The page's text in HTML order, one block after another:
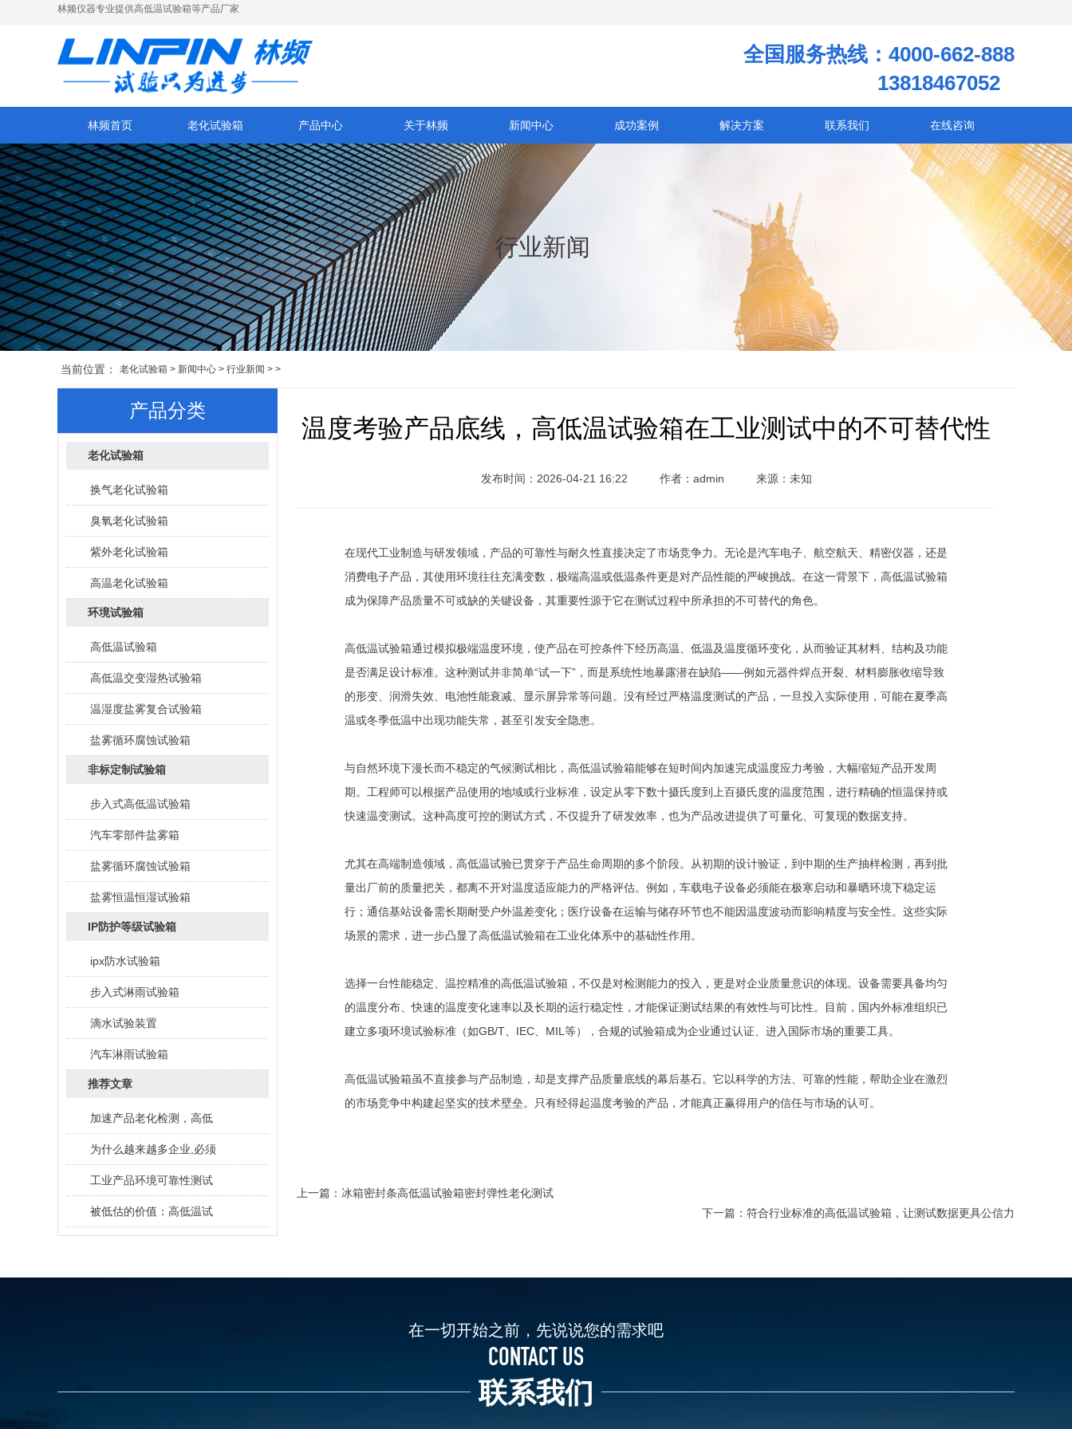
林频仪器专业提供高低温试验箱等产品厂家
全国服务热线：4000-662-888
13818467052
林频首页 老化试验箱 产品中心 关于林频 新闻中心 成功案例 解决方案 联系我们 在线咨询
行业新闻
当前位置： 老化试验箱 > 新闻中心 > 行业新闻 > >
产品分类
老化试验箱
换气老化试验箱
臭氧老化试验箱
紫外老化试验箱
高温老化试验箱
环境试验箱
高低温试验箱
高低温交变湿热试验箱
温湿度盐雾复合试验箱
盐雾循环腐蚀试验箱
非标定制试验箱
步入式高低温试验箱
汽车零部件盐雾箱
盐雾循环腐蚀试验箱
盐雾恒温恒湿试验箱
IP防护等级试验箱
ipx防水试验箱
步入式淋雨试验箱
滴水试验装置
汽车淋雨试验箱
推荐文章
加速产品老化检测，高低
为什么越来越多企业,必须
工业产品环境可靠性测试
被低估的价值：高低温试
温度考验产品底线，高低温试验箱在工业测试中的不可替代性
发布时间：2026-04-21 16:22 作者：admin 来源：未知
在现代工业制造与研发领域，产品的可靠性与耐久性直接决定了市场竞争力。无论是汽车电子、航空航天、精密仪器，还是
消费电子产品，其使用环境往往充满变数，极端高温或低温条件更是对产品性能的严峻挑战。在这一背景下，高低温试验箱
成为保障产品质量不可或缺的关键设备，其重要性源于它在测试过程中所承担的不可替代的角色。
高低温试验箱通过模拟极端温度环境，使产品在可控条件下经历高温、低温及温度循环变化，从而验证其材料、结构及功能
是否满足设计标准。这种测试并非简单“试一下”，而是系统性地暴露潜在缺陷——例如元器件焊点开裂、材料膨胀收缩导致
的形变、润滑失效、电池性能衰减、显示屏异常等问题。没有经过严格温度测试的产品，一旦投入实际使用，可能在夏季高
温或冬季低温中出现功能失常，甚至引发安全隐患。
与自然环境下漫长而不稳定的气候测试相比，高低温试验箱能够在短时间内加速完成温度应力考验，大幅缩短产品开发周
期。工程师可以根据产品使用的地域或行业标准，设定从零下数十摄氏度到上百摄氏度的温度范围，进行精确的恒温保持或
快速温变测试。这种高度可控的测试方式，不仅提升了研发效率，也为产品改进提供了可量化、可复现的数据支持。
尤其在高端制造领域，高低温试验已贯穿于产品生命周期的多个阶段。从初期的设计验证，到中期的生产抽样检测，再到批
量出厂前的质量把关，都离不开对温度适应能力的严格评估。例如，车载电子设备必须能在极寒启动和暴晒环境下稳定运
行；通信基站设备需长期耐受户外温差变化；医疗设备在运输与储存环节也不能因温度波动而影响精度与安全性。这些实际
场景的需求，进一步凸显了高低温试验箱在工业化体系中的基础性作用。
选择一台性能稳定、温控精准的高低温试验箱，不仅是对检测能力的投入，更是对企业质量意识的体现。设备需要具备均匀
的温度分布、快速的温度变化速率以及长期的运行稳定性，才能保证测试结果的有效性与可比性。目前，国内外标准组织已
建立多项环境试验标准（如GB/T、IEC、MIL等），合规的试验箱成为企业通过认证、进入国际市场的重要工具。
高低温试验箱虽不直接参与产品制造，却是支撑产品质量底线的幕后基石。它以科学的方法、可靠的性能，帮助企业在激烈
的市场竞争中构建起坚实的技术壁垒。只有经得起温度考验的产品，才能真正赢得用户的信任与市场的认可。
上一篇： 冰箱密封条高低温试验箱密封弹性老化测试
下一篇： 符合行业标准的高低温试验箱，让测试数据更具公信力
在一切开始之前，先说说您的需求吧
CONTACT US
联系我们